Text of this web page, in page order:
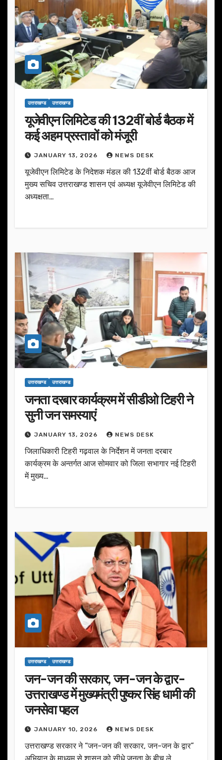
उत्तराखण्ड उत्तराखण्ड
यूजेवीएन लिमिटेड की 132वीं बोर्ड बैठक में
कई अहम प्रस्तावों को मंजूरी
JANUARY 13, 2026 NEWS DESK
यूजेवीएन लिमिटेड के निदेशक मंडल की 132वीं बोर्ड बैठक आज
मुख्य सचिव उत्तराखण्ड शासन एवं अध्यक्ष यूजेवीएन लिमिटेड की
अध्यक्षता…
उत्तराखण्ड उत्तराखण्ड
जनता दरबार कार्यक्रम में सीडीओ टिहरी ने
सुनी जन समस्याएं
JANUARY 13, 2026 NEWS DESK
जिलाधिकारी टिहरी गढ़वाल के निर्देशन में जनता दरबार
कार्यक्रम के अन्तर्गत आज सोमवार को जिला सभागार नई टिहरी
में मुख्य…
उत्तराखण्ड उत्तराखण्ड
जन-जन की सरकार, जन-जन के द्वार-
उत्तराखण्ड में मुख्यमंत्री पुष्कर सिंह धामी की
जनसेवा पहल
JANUARY 10, 2026 NEWS DESK
उत्तराखण्ड सरकार ने “जन-जन की सरकार, जन-जन के द्वार”